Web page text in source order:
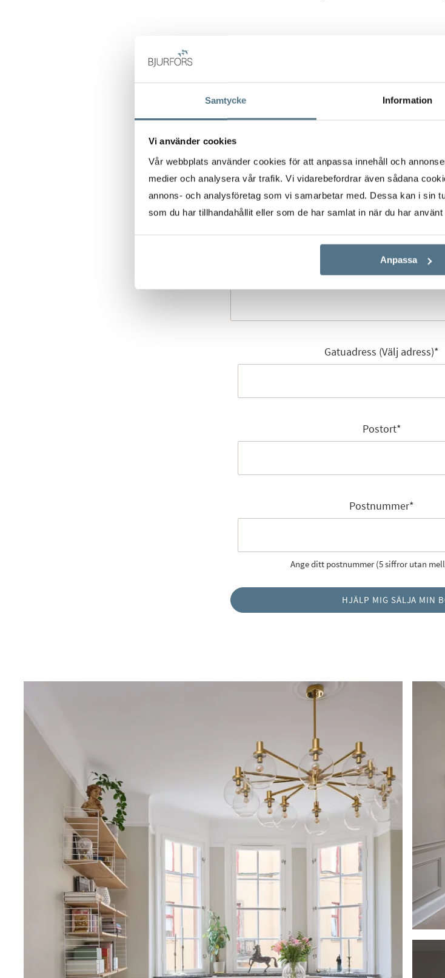
Samtycke Information
Vi använder cookies
Vår webbplats använder cookies för att anpassa innehåll och
medier och analysera vår trafik. Vi vidarebefordrar även sådana
annons- och analysföretag som vi samarbetar med. Dessa kan i sin
som du har tillhandahållit eller som de har samlat in när du har
Anpassa
Efternamn*
Mobilnummer*
E-post*
Gatuadress (Välj adress)*
Postort*
Postnummer*
Ange ditt postnummer (5 siffror utan